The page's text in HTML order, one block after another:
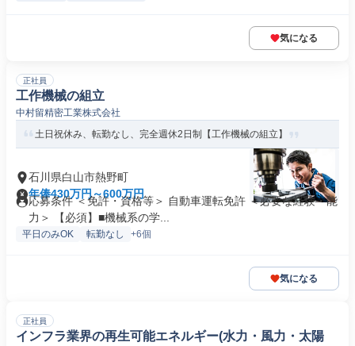
気になる
正社員
工作機械の組立
中村留精密工業株式会社
土日祝休み、転勤なし、完全週休2日制【工作機械の組立】
石川県白山市熱野町
年俸430万円～600万円
応募条件 ＜免許・資格等＞ 自動車運転免許 ＜必要な経験・能
力＞ 【必須】■機械系の学...
平日のみOK 転勤なし +6個
気になる
正社員
インフラ業界の再生可能エネルギー(水力・風力・太陽